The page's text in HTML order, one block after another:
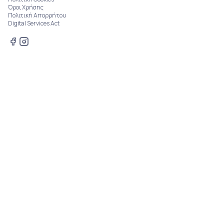
Όροι Χρήσης
Πολιτική Απορρήτου
Digital Services Act